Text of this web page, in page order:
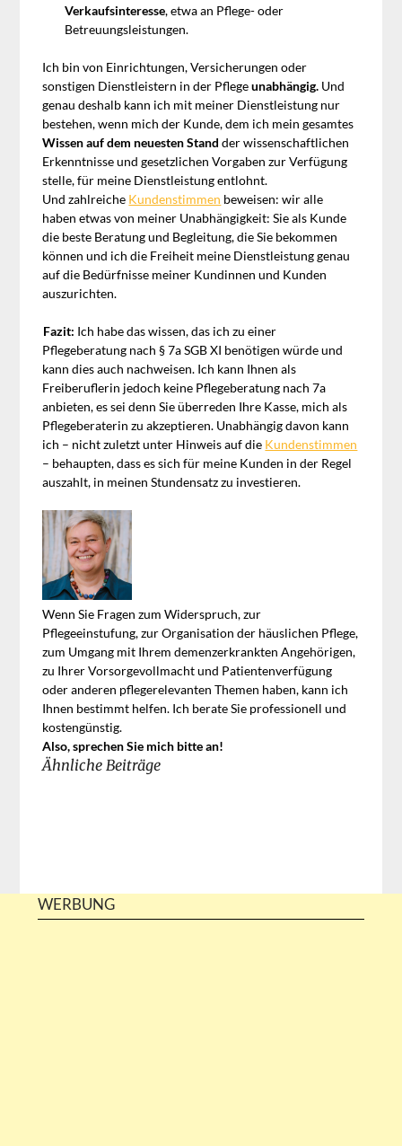
Verkaufsinteresse, etwa an Pflege- oder
Betreuungsleistungen.
Ich bin von Einrichtungen, Versicherungen oder
sonstigen Dienstleistern in der Pflegeunabhängig. Und
genau deshalb kann ich mit meiner Dienstleistung nur
bestehen, wenn mich der Kunde, dem ich mein gesamtes
Wissen auf dem neuesten Stand der wissenschaftlichen
Erkenntnisse und gesetzlichen Vorgaben zur Verfügung
stelle, für meine Dienstleistung entlohnt.
Und zahlreiche Kundenstimmen beweisen: wir alle
haben etwas von meiner Unabhängigkeit: Sie als Kunde
die beste Beratung und Begleitung, die Sie bekommen
können und ich die Freiheit meine Dienstleistung genau
auf die Bedürfnisse meiner Kundinnen und Kunden
auszurichten.
Fazit: Ich habe das wissen, das ich zu einer
Pflegeberatung nach § 7a SGB XI benötigen würde und
kann dies auch nachweisen. Ich kann Ihnen als
Freiberuflerin jedoch keine Pflegeberatung nach 7a
anbieten, es sei denn Sie überreden Ihre Kasse, mich als
Pflegeberaterin zu akzeptieren. Unabhängig davon kann
ich – nicht zuletzt unter Hinweis auf die Kundenstimmen
– behaupten, dass es sich für meine Kunden in der Regel
auszahlt, in meinen Stundensatz zu investieren.
Wenn Sie Fragen zum Widerspruch, zur
Pflegeeinstufung, zur Organisation der häuslichen Pflege,
zum Umgang mit Ihrem demenzerkrankten Angehörigen,
zu Ihrer Vorsorgevollmacht und Patientenverfügung
oder anderen pflegerelevanten Themen haben, kann ich
Ihnen bestimmt helfen. Ich berate Sie professionell und
kostengünstig.
Also, sprechen Sie mich bitte an!
Ähnliche Beiträge
WERBUNG